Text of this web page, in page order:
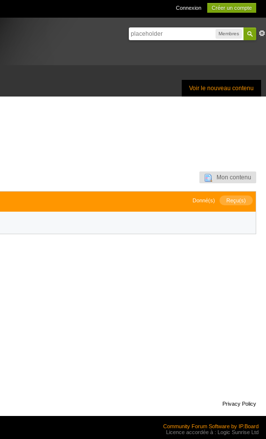
Connexion Créer un compte
Membres
Voir le nouveau contenu
Mon contenu
Donné(s) Reçu(s)
Privacy Policy
Community Forum Software by IP.Board
Licence accordée à : Logic Sunrise Ltd